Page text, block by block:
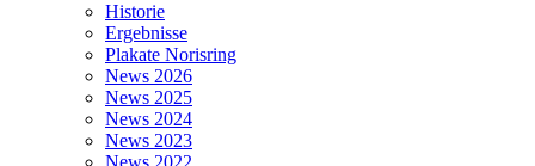
Historie
Ergebnisse
Plakate Norisring
News 2026
News 2025
News 2024
News 2023
News 2022